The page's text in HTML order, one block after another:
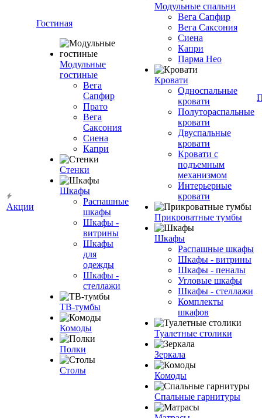
Акции
Гостиная
Модульные
гостиные
Вега
Сапфир
Прато
Вега
Саксония
Сиена
Капри
Стенки
Шкафы
Распашные
шкафы
Шкафы -
витрины
Шкафы
для
одежды
Шкафы -
стеллажи
ТВ-тумбы
Комоды
Полки
Столы
Модульные спальни
Вега Сапфир
Вега Саксония
Сиена
Капри
Парма Нео
Кровати
Односпальные
кровати
Полутораспальные
кровати
Двуспальные
кровати
Кровати с
подъемным
механизмом
Интерьерные
кровати
Прикроватные тумбы
Шкафы
Распашные шкафы
Шкафы - витрины
Шкафы - пеналы
Угловые шкафы
Шкафы - стеллажи
Комплекты
шкафов
Туалетные столики
Зеркала
Комоды
Спальные гарнитуры